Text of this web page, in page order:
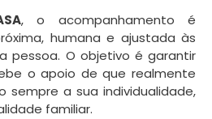
, o acompanhamento é
humana e ajustada às
pessoa. O objetivo é garantir
o apoio de que realmente
sempre a sua individualidade,
familiar.